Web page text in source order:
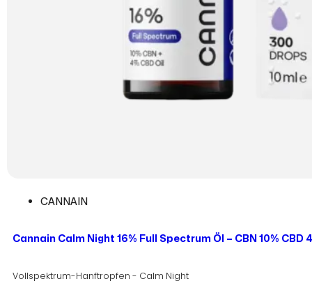
CANNAIN
Cannain Calm Night 16% Full Spectrum Öl – CBN 10% CBD
Vollspektrum-Hanftropfen - Calm Night